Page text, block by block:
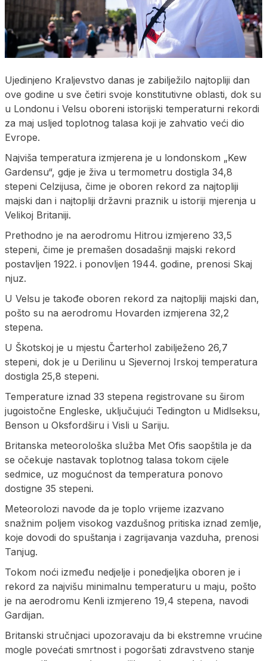
Ujedinjeno Kraljevstvo danas je zabilježilo najtopliji dan
ove godine u sve četiri svoje konstitutivne oblasti, dok su
u Londonu i Velsu oboreni istorijski temperaturni rekordi
za maj usljed toplotnog talasa koji je zahvatio veći dio
Evrope.
Najviša temperatura izmjerena je u londonskom „Kew
Gardensu“, gdje je živa u termometru dostigla 34,8
stepeni Celzijusa, čime je oboren rekord za najtopliji
majski dan i najtopliji državni praznik u istoriji mjerenja u
Velikoj Britaniji.
Prethodno je na aerodromu Hitrou izmjereno 33,5
stepeni, čime je premašen dosadašnji majski rekord
postavljen 1922. i ponovljen 1944. godine, prenosi Skaj
njuz.
U Velsu je takođe oboren rekord za najtopliji majski dan,
pošto su na aerodromu Hovarden izmjerena 32,2
stepena.
U Škotskoj je u mjestu Čarterhol zabilježeno 26,7
stepeni, dok je u Derilinu u Sjevernoj Irskoj temperatura
dostigla 25,8 stepeni.
Temperature iznad 33 stepena registrovane su širom
jugoistočne Engleske, uključujući Tedington u Midlseksu,
Benson u Oksfordširu i Visli u Sariju.
Britanska meteorološka služba Met Ofis saopštila je da
se očekuje nastavak toplotnog talasa tokom cijele
sedmice, uz mogućnost da temperatura ponovo
dostigne 35 stepeni.
Meteorolozi navode da je toplo vrijeme izazvano
snažnim poljem visokog vazdušnog pritiska iznad zemlje,
koje dovodi do spuštanja i zagrijavanja vazduha, prenosi
Tanjug.
Tokom noći između nedjelje i ponedjeljka oboren je i
rekord za najvišu minimalnu temperaturu u maju, pošto
je na aerodromu Kenli izmjereno 19,4 stepena, navodi
Gardijan.
Britanski stručnjaci upozoravaju da bi ekstremne vrućine
mogle povećati smrtnost i pogoršati zdravstveno stanje